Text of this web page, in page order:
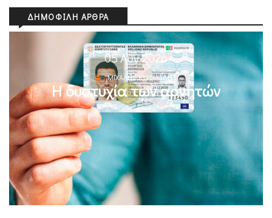
ΔΗΜΟΦΙΛΉ ΆΡΘΡΑ
05 Αυγ 2026
ΜΙΧΆΛΗΣ ΚΥΡΙΑΚΊΔΗΣ
Η δυστυχία των αρνητών